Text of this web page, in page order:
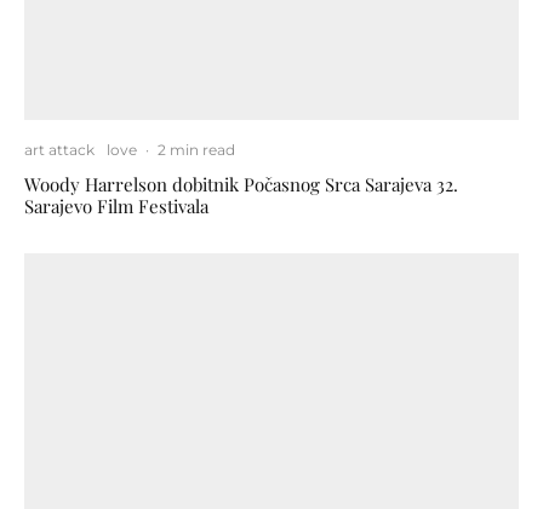
art attack love · 2 min read
Woody Harrelson dobitnik Počasnog Srca Sarajeva 32.
Sarajevo Film Festivala